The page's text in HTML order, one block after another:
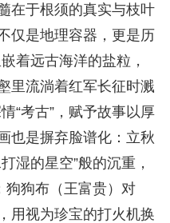
在于根须的真实与枝叶
仅是地理容器，更是历
着远古海洋的盐粒，
里流淌着红军长征时溅
“考古”，赋予故事以厚
也是摒弃脸谱化：立秋
湿的星空”般的沉重，
狗狗布（王富贵）对
用视为珍宝的打火机换